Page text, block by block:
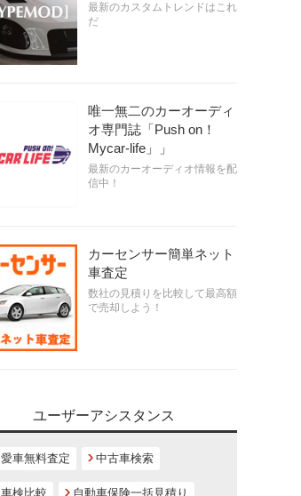
最新のカスタムトレンドはこれ
だ
唯一無二のカーオーディ
オ専門誌「Push on！
Mycar-life」」
最新のカーオーディオ情報を配
信中！
カーセンサー簡単ネット
車査定
数社の見積りを比較して最高額
で売却しよう！
ユーザーアシスタンス
愛車無料査定 中古車検索
車検比較 自動車保険一括見積り